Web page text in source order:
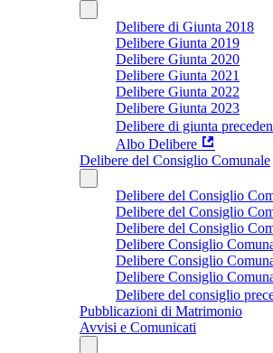
Delibere di Giunta 2018
Delibere Giunta 2019
Delibere Giunta 2020
Delibere Giunta 2021
Delibere Giunta 2022
Delibere Giunta 2023
Delibere di giunta
Albo Delibere
Delibere del Consiglio Comunale
Delibere del Consiglio
Delibere del Consiglio
Delibere del Consiglio
Delibere Consiglio
Delibere Consiglio
Delibere Consiglio
Delibere del consiglio
Pubblicazioni di Matrimonio
Avvisi e Comunicati